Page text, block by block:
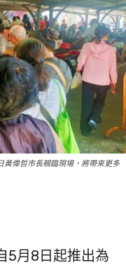
偉哲市長親臨現場，將帶來更多
5月8日起推出為